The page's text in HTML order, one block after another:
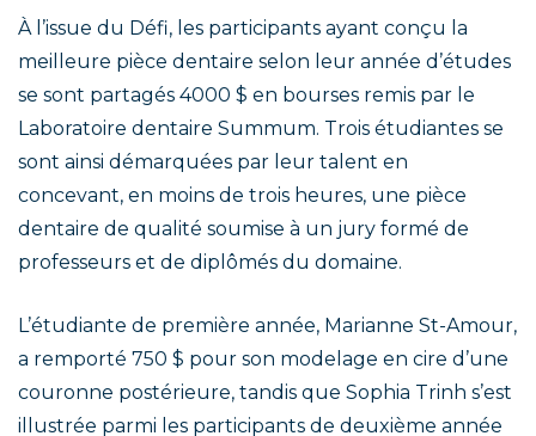
À l’issue du Défi, les participants ayant conçu la
meilleure pièce dentaire selon leur année d’études
se sont partagés 4000 $ en bourses remis par le
Laboratoire dentaire Summum. Trois étudiantes se
sont ainsi démarquées par leur talent en
concevant, en moins de trois heures, une pièce
dentaire de qualité soumise à un jury formé de
professeurs et de diplômés du domaine.
L’étudiante de première année, Marianne St-Amour,
a remporté 750 $ pour son modelage en cire d’une
couronne postérieure, tandis que Sophia Trinh s’est
illustrée parmi les participants de deuxième année